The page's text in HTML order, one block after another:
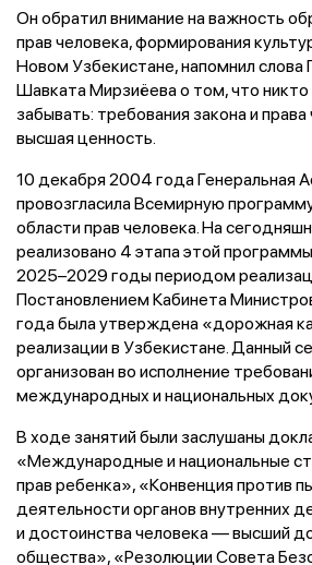
Он обратил внимание на важность
прав человека, формирования
Новом Узбекистане, напомнил слова
Шавката Мирзиёева о том, что
забывать: требования закона и
высшая ценность.
10 декабря 2004 года Генеральная
провозгласила Всемирную
области прав человека. На
реализовано 4 этапа этой
2025–2029 годы периодом
Постановлением Кабинета
года была утверждена «дорожная
реализации в Узбекистане. Данный
организован во исполнение
международных и национальных
В ходе занятий были заслушаны
«Международные и национальные
прав ребенка», «Конвенция против
деятельности органов внутренних
и достоинства человека — высший
общества», «Резолюции Совета